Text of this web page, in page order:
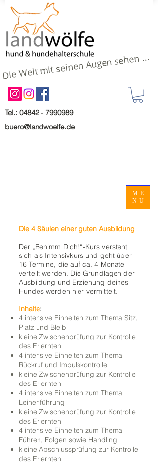
Die Welt mit seinen Augen sehen ...
Tel.: 04842 - 7990989
buero@landwoelfe.de
ME
NU
Die 4 Säulen einer guten Ausbildung
Der „Benimm Dich!“-Kurs versteht
sich als Intensivkurs und geht über
16 Termine, die auf ca. 4 Monate
verteilt werden. Die Grundlagen der
Ausbildung und Erziehung deines
Hundes werden hier vermittelt.
Inhalte:
4 intensive Einheiten zum Thema Sitz,
Platz und Bleib
kleine Zwischenprüfung zur Kontrolle
des Erlernten
4 intensive Einheiten zum Thema
Rückruf und Impulskontrolle
kleine Zwischenprüfung zur Kontrolle
des Erlernten
4 intensive Einheiten zum Thema
Leinenführung
kleine Zwischenprüfung zur Kontrolle
des Erlernten
4 intensive Einheiten zum Thema
Führen, Folgen sowie Handling
kleine Abschlussprüfung zur Kontrolle
des Erlernten